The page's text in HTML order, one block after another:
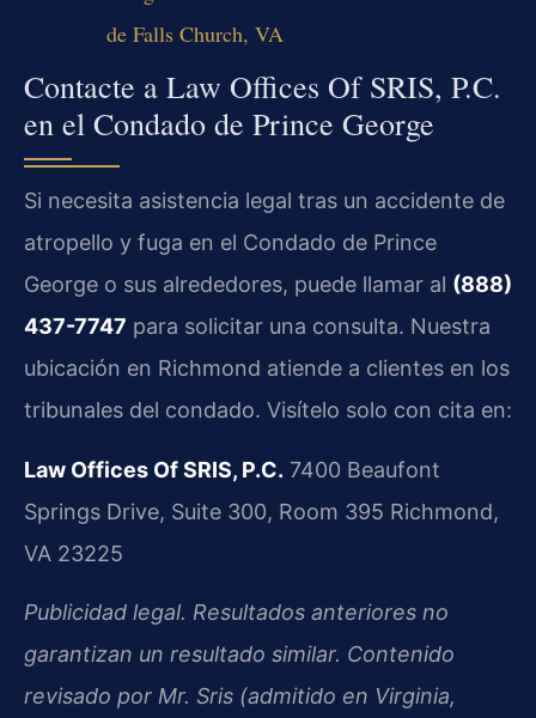
de Falls Church, VA
Contacte a Law Offices Of SRIS, P.C.
en el Condado de Prince George
Si necesita asistencia legal tras un accidente de
atropello y fuga en el Condado de Prince
George o sus alrededores, puede llamar al (888)
437-7747 para solicitar una consulta. Nuestra
ubicación en Richmond atiende a clientes en los
tribunales del condado. Visítelo solo con cita en:
Law Offices Of SRIS, P.C. 7400 Beaufont
Springs Drive, Suite 300, Room 395 Richmond,
VA 23225
Publicidad legal. Resultados anteriores no
garantizan un resultado similar. Contenido
revisado por Mr. Sris (admitido en Virginia,